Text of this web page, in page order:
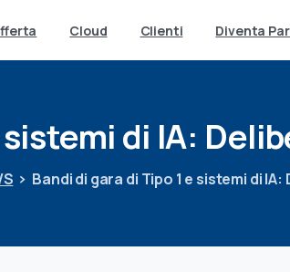
Cloud Clienti Diventa
sistemi di IA:
Bandi di gara di Tipo 1 e sistemi di IA: